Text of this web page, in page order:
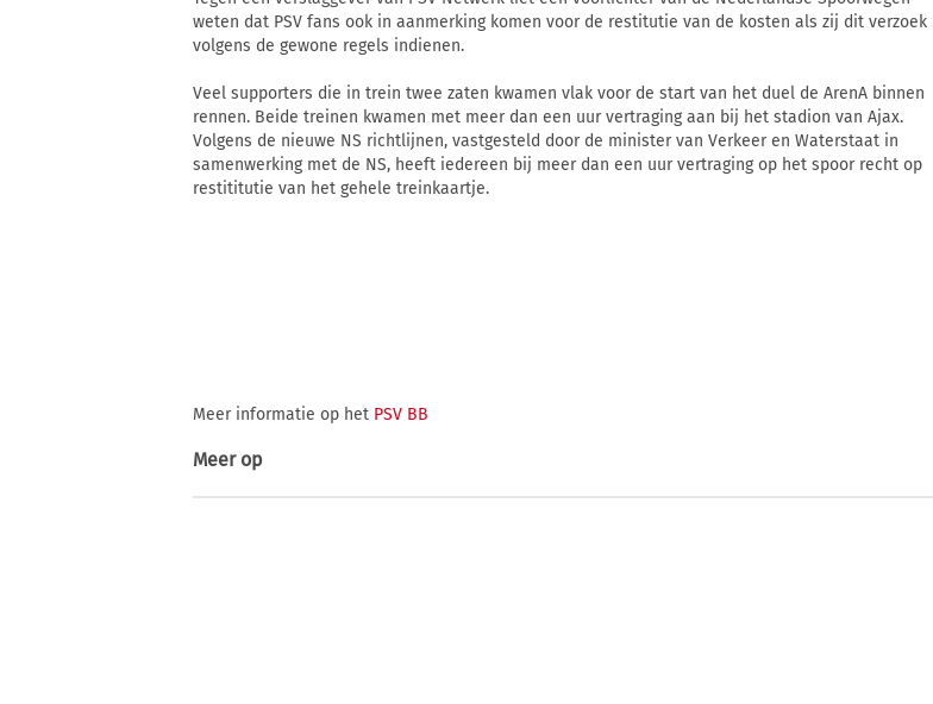
weten dat PSV fans ook in aanmerking komen voor de restitutie van de kosten als zij dit verzoek
volgens de gewone regels indienen.
Veel supporters die in trein twee zaten kwamen vlak voor de start van het duel de ArenA binnen
rennen. Beide treinen kwamen met meer dan een uur vertraging aan bij het stadion van Ajax.
Volgens de nieuwe NS richtlijnen, vastgesteld door de minister van Verkeer en Waterstaat in
samenwerking met de NS, heeft iedereen bij meer dan een uur vertraging op het spoor recht op
restititutie van het gehele treinkaartje.
Meer informatie op het PSV BB
Meer op